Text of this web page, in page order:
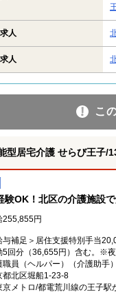
人
人
こ
型居宅介護 せらび王子/
験OK！北区の介護施設
255,855円
与補足＞居住支援特別手当
5回分（36,655円）含む。※
職員（ヘルパー）（介護助手
都北区堀船1-23-8
メトロ/都電荒川線の王子駅